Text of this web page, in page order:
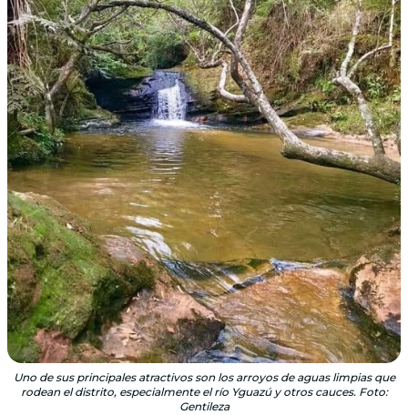
Uno de sus principales atractivos son los arroyos de aguas limpias que
rodean el distrito, especialmente el río Yguazú y otros cauces. Foto:
Gentileza